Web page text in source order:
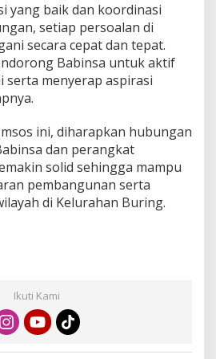
yang baik dan koordinasi
setiap persoalan di
secara cepat dan tepat.
Babinsa untuk aktif
serta menyerap aspirasi
ini, diharapkan hubungan
dan perangkat
solid sehingga mampu
pembangunan serta
di Kelurahan Buring.
Ikuti Kami